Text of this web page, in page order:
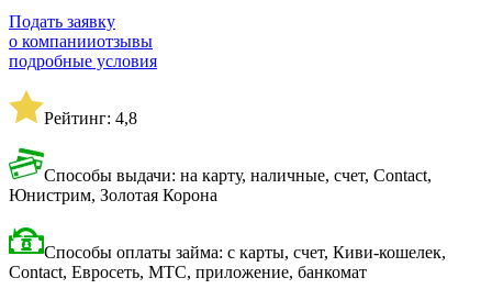
Подать заявку
о компанииотзывы
подробные условия
Рейтинг: 4,8
Способы выдачи: на карту, наличные, счет, Contact,
Юнистрим, Золотая Корона
Способы оплаты займа: с карты, счет, Киви-кошелек,
Contact, Евросеть, МТС, приложение, банкомат